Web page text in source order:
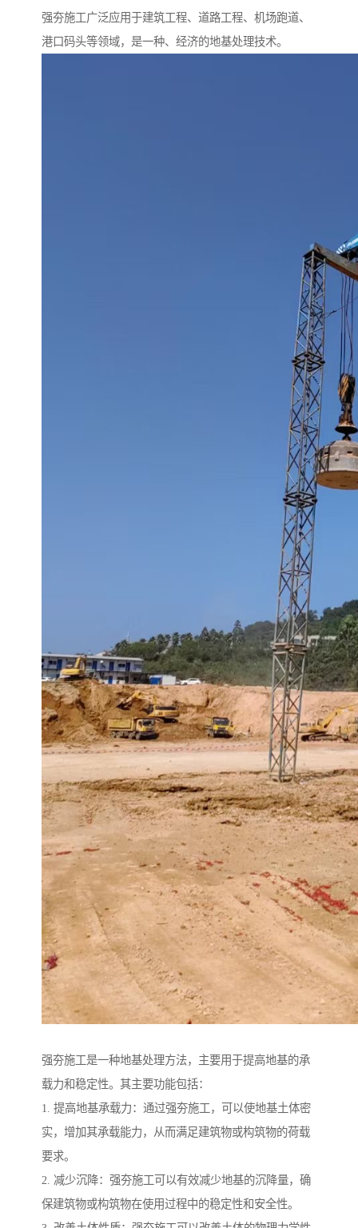
强夯施工广泛应用于建筑工程、道路工程、机场跑道、
港口码头等领域，是一种、经济的地基处理技术。
强夯施工是一种地基处理方法，主要用于提高地基的承
载力和稳定性。其主要功能包括：
1. 提高地基承载力：通过强夯施工，可以使地基土体密
实，增加其承载能力，从而满足建筑物或构筑物的荷载
要求。
2. 减少沉降：强夯施工可以有效减少地基的沉降量，确
保建筑物或构筑物在使用过程中的稳定性和安全性。